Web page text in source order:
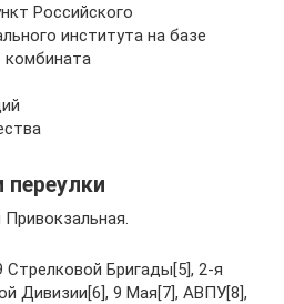
Российского
института на базе
комбината
Стрелковой Бригады[5], 2-я
Дивизии[6], 9 Мая[7], АВПУ[8],